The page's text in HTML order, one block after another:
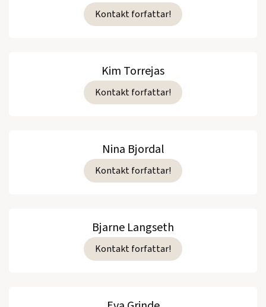
Kontakt forfattar!
Kim Torrejas
Kontakt forfattar!
Nina Bjordal
Kontakt forfattar!
Bjarne Langseth
Kontakt forfattar!